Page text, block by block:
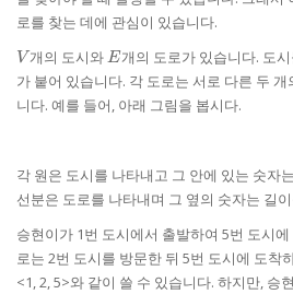
로를 찾는 데에 관심이 있습니다.
V
V 개의 도시와E
E개의 도로가 있습니다. 도
가 붙어 있습니다. 각 도로는 서로 다른 두
니다. 예를 들어, 아래 그림을 봅시다.
각 원은 도시를 나타내고 그 안에 있는 숫자
선분은 도로를 나타내며 그 옆의 숫자는 길
승현이가 1번 도시에서 출발하여 5번 도시
로는 2번 도시를 방문한 뒤 5번 도시에 도착
<1, 2, 5>와 같이 쓸 수 있습니다. 하지만, 승